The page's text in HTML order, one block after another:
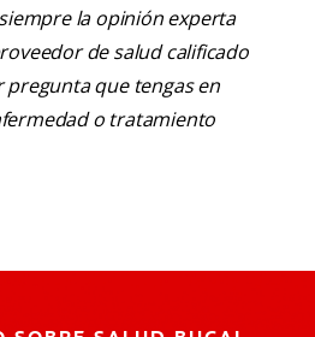
la opinión experta
de salud calificado
pregunta que tengas en
o tratamiento